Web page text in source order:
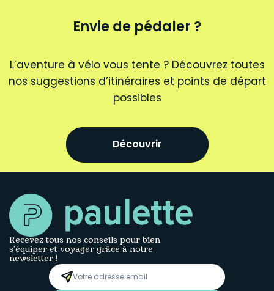
Envie de pédaler ?
L’aventure à vélo vous tente ? Découvrez toutes
nos suggestions d’itinéraires et points de départ
possibles
Découvrir
Recevez tous nos conseils pour bien
s’équiper et voyager grâce à notre
newsletter !